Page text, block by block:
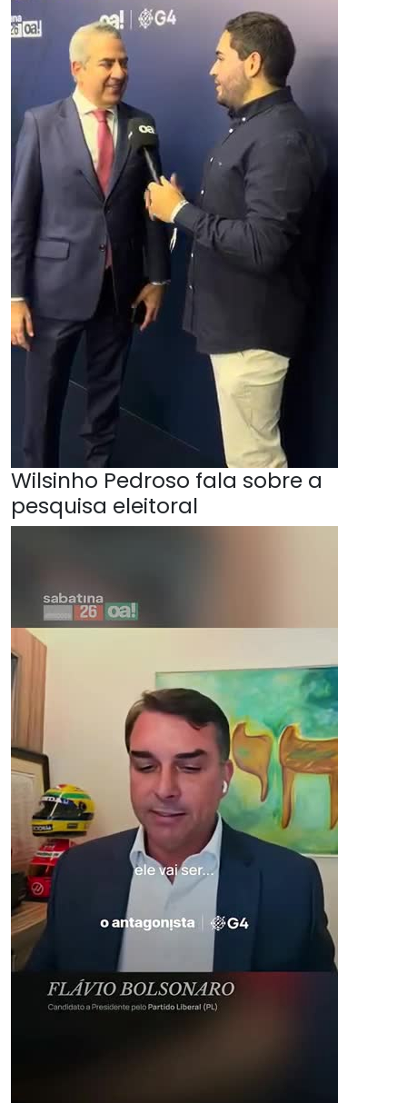
Wilsinho Pedroso fala sobre a
pesquisa eleitoral